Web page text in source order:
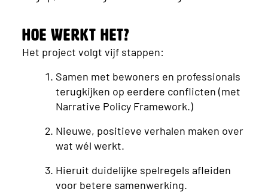
Hoe werkt het?
Het project volgt vijf stappen:
Samen met bewoners en professionals
terugkijken op eerdere conflicten (met
Narrative Policy Framework.)
Nieuwe, positieve verhalen maken over
wat wél werkt.
Hieruit duidelijke spelregels afleiden
voor betere samenwerking.